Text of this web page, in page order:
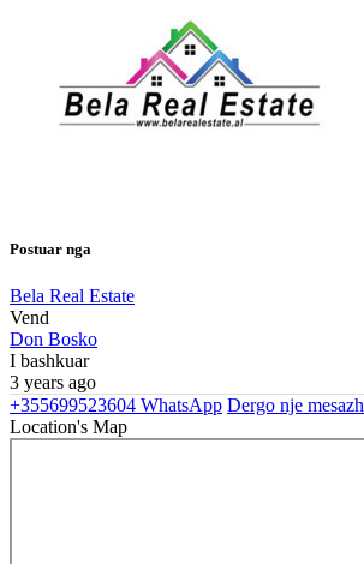
Postuar nga
Bela Real Estate
Vend
Don Bosko
I bashkuar
3 years ago
+355699523604 WhatsApp Dergo nje mesazh
Location's Map